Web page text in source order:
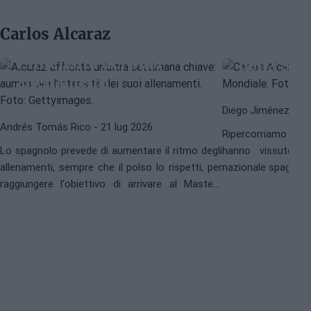
Carlos Alcaraz
un'altra settimana
chiave: aumentare
l'intensità dei suoi
allenamenti
Andrés Tomás Rico - 21 lug 2026
Lo spagnolo prevede di aumentare il ritmo degli
allenamenti, sempre che il polso lo rispetti, per
raggiungere l'obiettivo di arrivare al Masters
della
Diego Jiménez
Ripercorriamo
hanno vissuto il
nazionale